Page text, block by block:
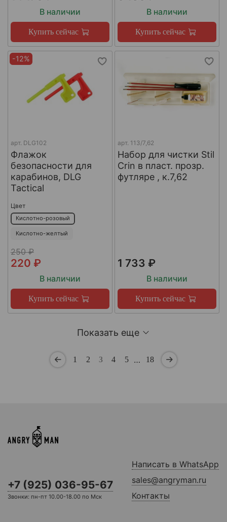
В наличии
Купить сейчас
В наличии
Купить сейчас
-12%
арт. DLG102
Флажок
безопасности для
карабинов, DLG
Tactical
Цвет
Кислотно-розовый
Кислотно-желтый
250 ₽
220 ₽
В наличии
Купить сейчас
арт. 113/7,62
Набор для чистки Stil
Crin в пласт. прозр.
футляре , к.7,62
1 733 ₽
В наличии
Купить сейчас
Показать еще
1 2 3 4 5 … 18
+7 (925) 036-95-67
Звонки: пн-пт 10.00-18.00 по Мск
Написать в WhatsApp
sales@angryman.ru
Контакты